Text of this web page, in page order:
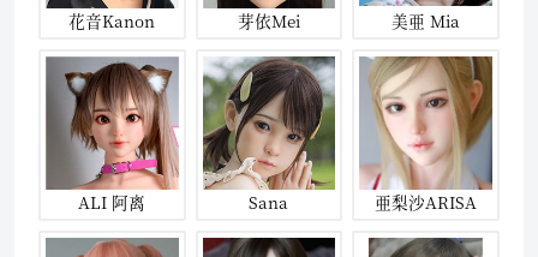
花音Kanon 芽依Mei 美亜 Mia
ALI 阿离 Sana 亜梨沙ARISA